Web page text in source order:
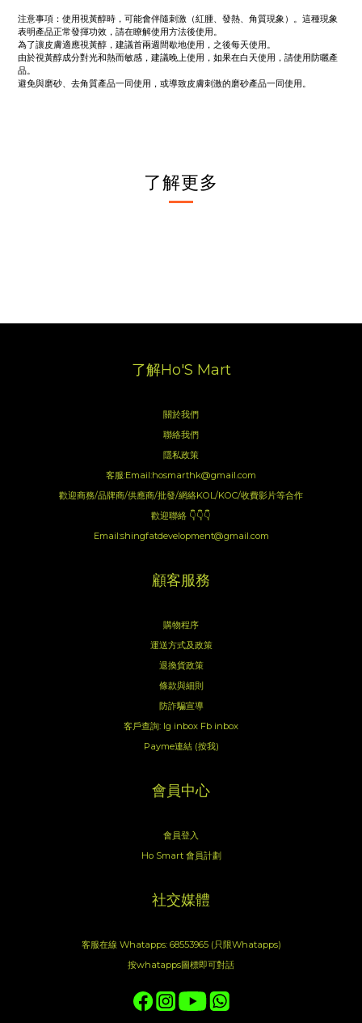
注意事項：使用視黃醇時，可能會伴隨刺激（紅腫、發熱、角質現象）。這種現象
表明產品正常發揮功效，請在瞭解使用方法後使用。
為了讓皮膚適應視黃醇，建議首兩週間歇地使用，之後每天使用。
由於視黃醇成分對光和熱而敏感，建議晚上使用，如果在白天使用，請使用防曬產
品。
避免與磨砂、去角質產品一同使用，或導致皮膚刺激的磨砂產品一同使用。
了解更多
了解Ho'S Mart
關於我們
聯絡我們
隱私政策
客服:Email:hosmarthk@gmail.com
歡迎商務/品牌商/供應商/批發/網絡KOL/KOC/收費影片等合作
歡迎聯絡 👇👇👇
Email:shingfatdevelopment@gmail.com
顧客服務
購物程序
運送方式及政策
退換貨政策
條款與細則
防詐騙宣導
客戶查詢: Ig inbox Fb inbox
Payme連結 (按我)
會員中心
會員登入
Ho Smart 會員計劃
社交媒體
客服在線 Whatapps: 68553965 (只限Whatapps)
按whatapps圖標即可對話